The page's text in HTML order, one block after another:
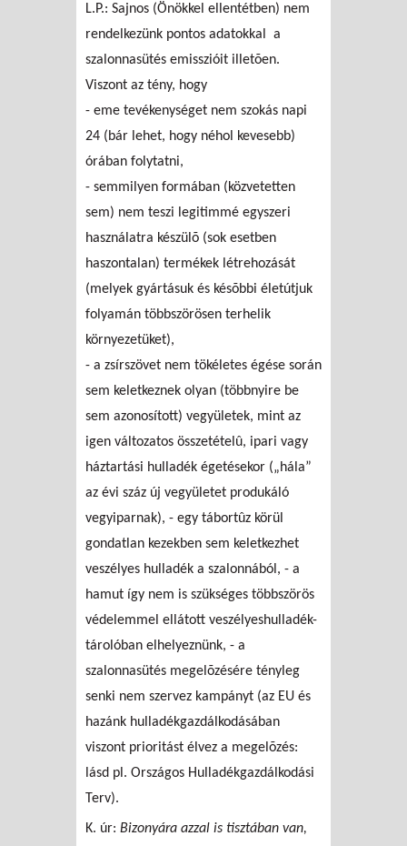
L.P.: Sajnos (Önökkel ellentétben) nem
rendelkezünk pontos adatokkal a
szalonnasütés emisszióit illetõen.
Viszont az tény, hogy
- eme tevékenységet nem szokás napi
24 (bár lehet, hogy néhol kevesebb)
órában folytatni,
- semmilyen formában (közvetetten
sem) nem teszi legitimmé egyszeri
használatra készülõ (sok esetben
haszontalan) termékek létrehozását
(melyek gyártásuk és késõbbi életútjuk
folyamán többszörösen terhelik
környezetüket),
- a zsírszövet nem tökéletes égése során
sem keletkeznek olyan (többnyire be
sem azonosított) vegyületek, mint az
igen változatos összetételû, ipari vagy
háztartási hulladék égetésekor („hála”
az évi száz új vegyületet produkáló
vegyiparnak), - egy tábortûz körül
gondatlan kezekben sem keletkezhet
veszélyes hulladék a szalonnából, - a
hamut így nem is szükséges többszörös
védelemmel ellátott veszélyeshulladék-
tárolóban elhelyeznünk, - a
szalonnasütés megelõzésére tényleg
senki nem szervez kampányt (az EU és
hazánk hulladékgazdálkodásában
viszont prioritást élvez a megelõzés:
lásd pl. Országos Hulladékgazdálkodási
Terv).
K. úr: Bizonyára azzal is tisztában van,